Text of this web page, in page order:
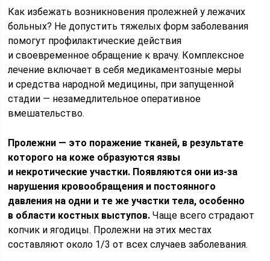
Как избежать возникновения пролежней у лежачих
больных? Не допустить тяжелых форм заболевания
помогут профилактические действия
и своевременное обращение к врачу. Комплексное
лечение включает в себя медикаментозные меры
и средства народной медицины, при запущенной
стадии — незамедлительное оперативное
вмешательство.
Пролежни — это поражение тканей, в результате
которого на коже образуются язвы
и некротические участки. Появляются они из-за
нарушения кровообращения и постоянного
давления на одни и те же участки тела, особенно
в области костных выступов. Чаще всего страдают
копчик и ягодицы. Пролежни на этих местах
составляют около 1/3 от всех случаев заболевания.